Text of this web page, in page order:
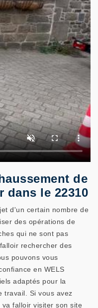
de
dans le 22310
d'un certain nombre de
des opérations de
qui ne sont pas
rechercher des
pouvons vous
en WELS
adaptés pour la
travail. Si vous avez
falloir visiter son site